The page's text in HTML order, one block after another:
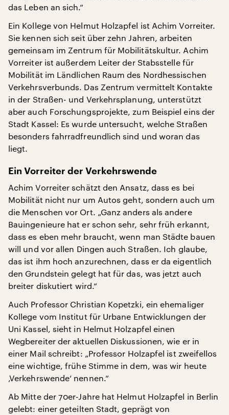
das Leben an sich.“
Ein Kollege von Helmut Holzapfel ist Achim Vorreiter.
Sie kennen sich seit über zehn Jahren, arbeiten
gemeinsam im Zentrum für Mobilitätskultur. Achim
Vorreiter ist außerdem Leiter der Stabsstelle für
Mobilität im Ländlichen Raum des Nordhessischen
Verkehrsverbunds. Das Zentrum vermittelt Kontakte
in der Straßen- und Verkehrsplanung, unterstützt
aber auch Forschungsprojekte, zum Beispiel eins der
Stadt Kassel: Es wurde untersucht, welche Straßen
besonders fahrradfreundlich sind und woran das
liegt.
Ein Vorreiter der Verkehrswende
Achim Vorreiter schätzt den Ansatz, dass es bei
Mobilität nicht nur um Autos geht, sondern auch um
die Menschen vor Ort. „Ganz anders als andere
Bauingenieure hat er schon sehr, sehr früh erkannt,
dass es eben mehr braucht, wenn man Städte bauen
will und vor allen Dingen auch Straßen. Ich glaube,
das ist ihm hoch anzurechnen, dass er da eigentlich
den Grundstein gelegt hat für das, was jetzt auch
breiter diskutiert wird.“
Auch Professor Christian Kopetzki, ein ehemaliger
Kollege vom Institut für Urbane Entwicklungen der
Uni Kassel, sieht in Helmut Holzapfel einen
Wegbereiter der aktuellen Diskussionen, wie er in
einer Mail schreibt: „Professor Holzapfel ist zweifellos
eine wichtige, frühe Stimme in dem, was wir heute
‚Verkehrswende‘ nennen.“
Ab Mitte der 70er-Jahre hat Helmut Holzapfel in Berlin
gelebt: einer geteilten Stadt, geprägt von